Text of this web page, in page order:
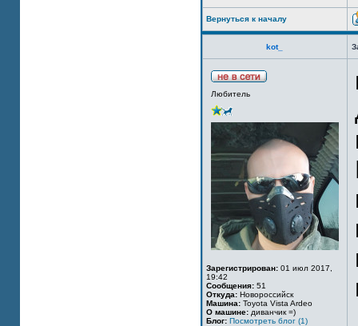
Вернуться к началу
kot_
Любитель
Зарегистрирован: 01 июл 2017,
19:42
Сообщения: 51
Откуда: Новороссийск
Машина: Toyota Vista Ardeo
О машине: диванчик =)
Блог: Посмотреть блог (1)